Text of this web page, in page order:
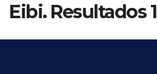
Eibi. Resultados 1